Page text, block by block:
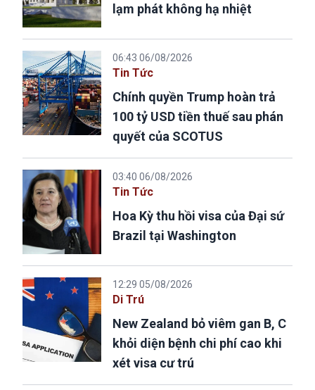
lạm phát không hạ nhiệt
06:43 06/08/2026
Tin Tức
Chính quyền Trump hoàn trả
100 tỷ USD tiền thuế sau phán
quyết của SCOTUS
03:40 06/08/2026
Tin Tức
Hoa Kỳ thu hồi visa của Đại sứ
Brazil tại Washington
12:29 05/08/2026
Di Trú
New Zealand bỏ viêm gan B, C
khỏi diện bệnh chi phí cao khi
xét visa cư trú